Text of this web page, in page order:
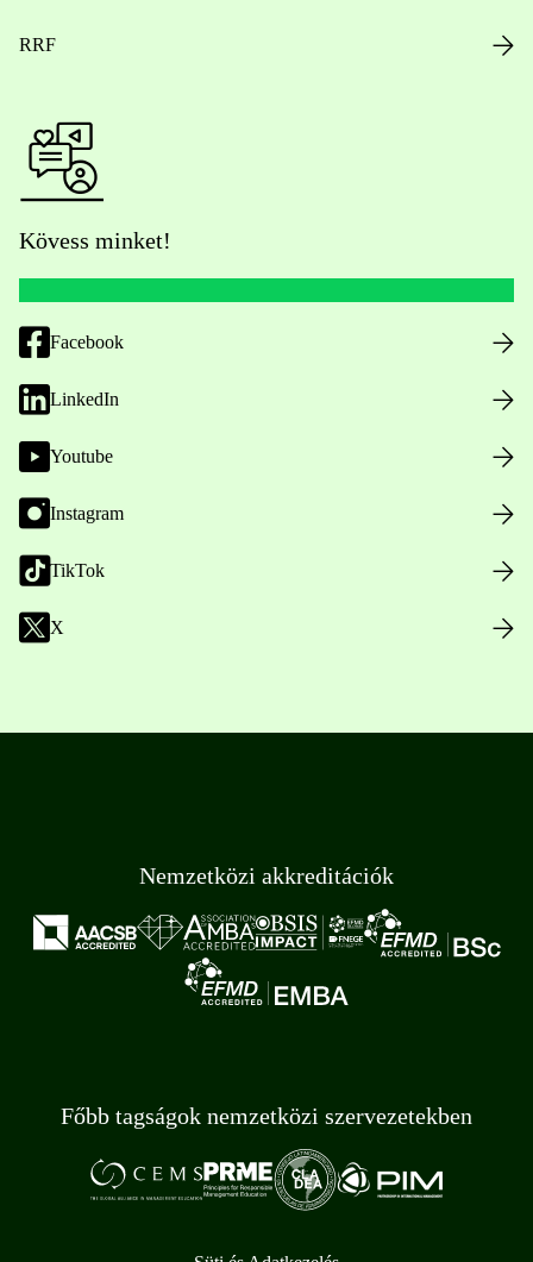
RRF
Kövess minket!
Facebook
LinkedIn
Youtube
Instagram
TikTok
X
Nemzetközi akkreditációk
Főbb tagságok nemzetközi szervezetekben